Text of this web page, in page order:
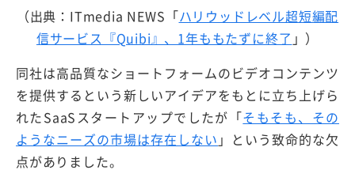
（出典：ITmedia NEWS「ハリウッドレベル超短編配
信サービス『Quibi』、1年ももたずに終了 」）
同社は高品質なショートフォームのビデオコンテンツ
を提供するという新しいアイデアをもとに立ち上げら
れたSaaSスタートアップでしたが「そもそも、その
ようなニーズの市場は存在しない 」という致命的な欠
点がありました。